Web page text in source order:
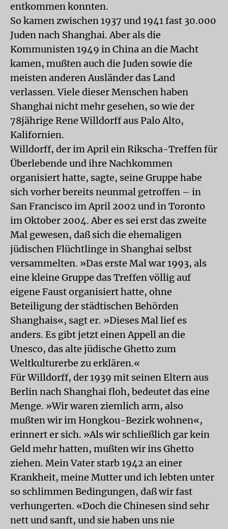
entkommen konnten.
So kamen zwischen 1937 und 1941 fast 30.000
Juden nach Shanghai. Aber als die
Kommunisten 1949 in China an die Macht
kamen, mußten auch die Juden sowie die
meisten anderen Ausländer das Land
verlassen. Viele dieser Menschen haben
Shanghai nicht mehr gesehen, so wie der
78jährige Rene Willdorff aus Palo Alto,
Kalifornien.
Willdorff, der im April ein Rikscha-Treffen für
Überlebende und ihre Nachkommen
organisiert hatte, sagte, seine Gruppe habe
sich vorher bereits neunmal getroffen – in
San Francisco im April 2002 und in Toronto
im Oktober 2004. Aber es sei erst das zweite
Mal gewesen, daß sich die ehemaligen
jüdischen Flüchtlinge in Shanghai selbst
versammelten. »Das erste Mal war 1993, als
eine kleine Gruppe das Treffen völlig auf
eigene Faust organisiert hatte, ohne
Beteiligung der städtischen Behörden
Shanghais«, sagt er. »Dieses Mal lief es
anders. Es gibt jetzt einen Appell an die
Unesco, das alte jüdische Ghetto zum
Weltkulturerbe zu erklären.«
Für Willdorff, der 1939 mit seinen Eltern aus
Berlin nach Shanghai floh, bedeutet das eine
Menge. »Wir waren ziemlich arm, also
mußten wir im Hongkou-Bezirk wohnen«,
erinnert er sich. »Als wir schließlich gar kein
Geld mehr hatten, mußten wir ins Ghetto
ziehen. Mein Vater starb 1942 an einer
Krankheit, meine Mutter und ich lebten unter
so schlimmen Bedingungen, daß wir fast
verhungerten. «Doch die Chinesen sind sehr
nett und sanft, und sie haben uns nie